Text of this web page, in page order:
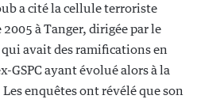
a cité la cellule terroriste
à Tanger, dirigée par le
avait des ramifications en
GSPC ayant évolué alors à la
enquêtes ont révélé que son